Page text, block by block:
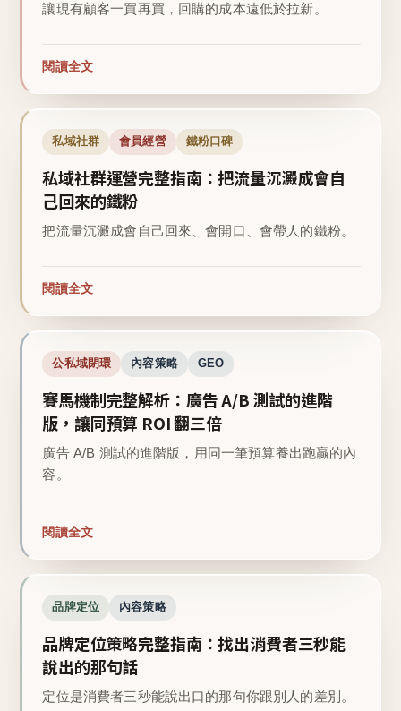
讓現有顧客一買再買，回購的成本遠低於拉新。
閱讀全文
私域社群 會員經營 鐵粉口碑
私域社群運營完整指南：把流量沉澱成會自
己回來的鐵粉
把流量沉澱成會自己回來、會開口、會帶人的鐵粉。
閱讀全文
公私域閉環 內容策略 GEO
賽馬機制完整解析：廣告 A/B 測試的進階
版，讓同預算 ROI 翻三倍
廣告 A/B 測試的進階版，用同一筆預算養出跑贏的內
容。
閱讀全文
品牌定位 內容策略
品牌定位策略完整指南：找出消費者三秒能
說出的那句話
定位是消費者三秒能說出口的那句你跟別人的差別。